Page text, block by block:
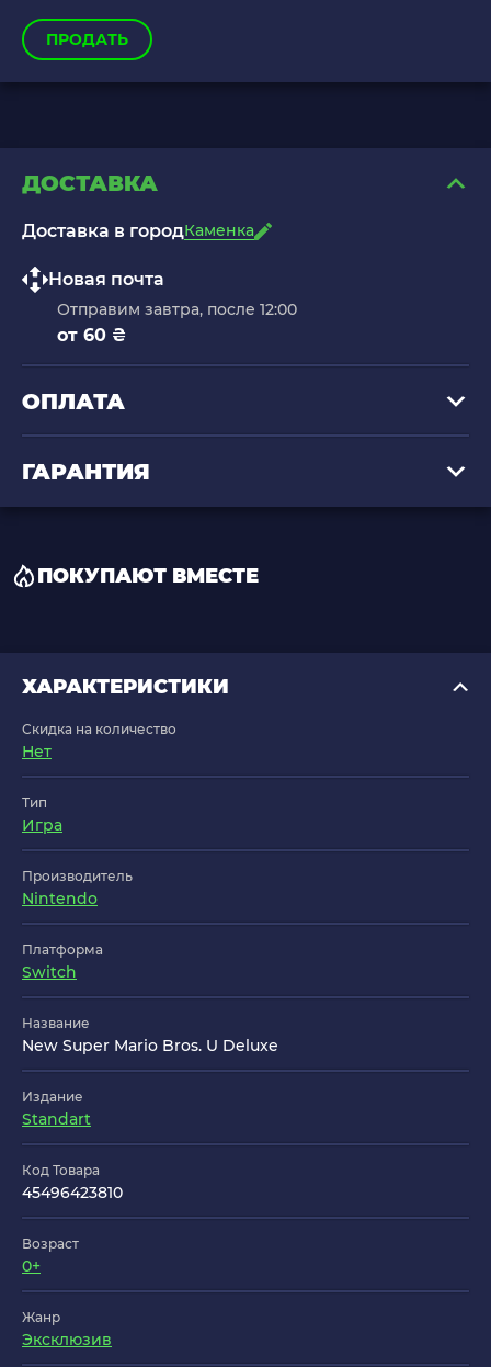
ПРОДАТЬ
ДОСТАВКА
Доставка в городКаменка
Новая почта
Отправим завтра, после 12:00
от 60 ₴
ОПЛАТА
ГАРАНТИЯ
ПОКУПАЮТ ВМЕСТЕ
ХАРАКТЕРИСТИКИ
Скидка на количество
Нет
Тип
Игра
Производитель
Nintendo
Платформа
Switch
Название
New Super Mario Bros. U Deluxe
Издание
Standart
Код Товара
45496423810
Возраст
0+
Жанр
Эксклюзив